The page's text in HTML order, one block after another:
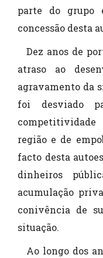
parte do grupo
concessão desta
Dez anos de
atraso ao
agravamento da
foi desviado
região e de
facto desta
dinheiros
acumulação
conivência de
situação.
Ao longo dos